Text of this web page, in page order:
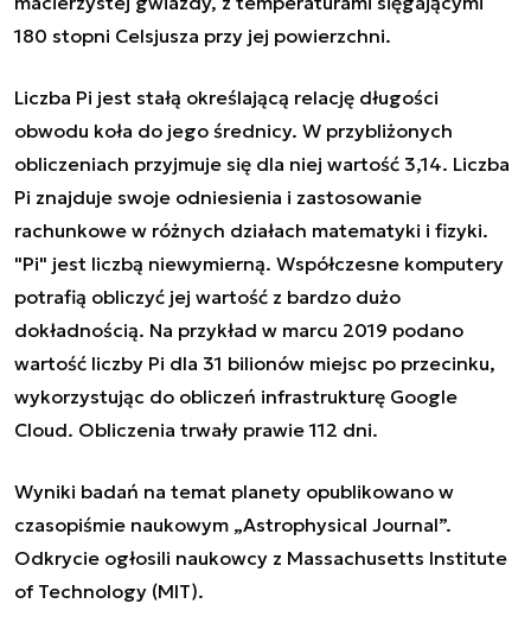
180 stopni Celsjusza przy jej powierzchni.
Liczba Pi jest stałą określającą relację długości
obwodu koła do jego średnicy. W przybliżonych
obliczeniach przyjmuje się dla niej wartość 3,14. Liczba
Pi znajduje swoje odniesienia i zastosowanie
rachunkowe w różnych działach matematyki i fizyki.
"Pi" jest liczbą niewymierną. Współczesne komputery
potrafią obliczyć jej wartość z bardzo dużo
dokładnością. Na przykład w marcu 2019 podano
wartość liczby Pi dla 31 bilionów miejsc po przecinku,
wykorzystując do obliczeń infrastrukturę Google
Cloud. Obliczenia trwały prawie 112 dni.
Wyniki badań na temat planety opublikowano w
czasopiśmie naukowym „Astrophysical Journal”.
Odkrycie ogłosili naukowcy z Massachusetts Institute
of Technology (MIT).